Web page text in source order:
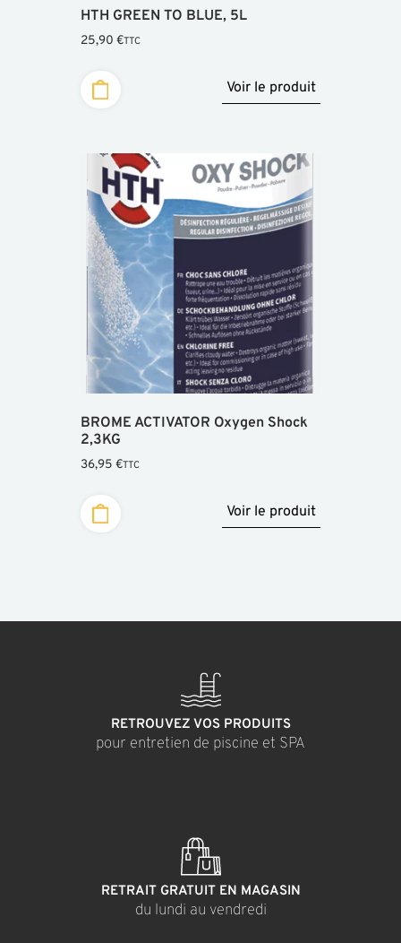
HTH GREEN TO BLUE, 5L
25,90 €TTC
Voir le produit
BROME ACTIVATOR Oxygen Shock
2,3KG
36,95 €TTC
Voir le produit
RETROUVEZ VOS PRODUITS
pour entretien de piscine et SPA
RETRAIT GRATUIT EN MAGASIN
du lundi au vendredi